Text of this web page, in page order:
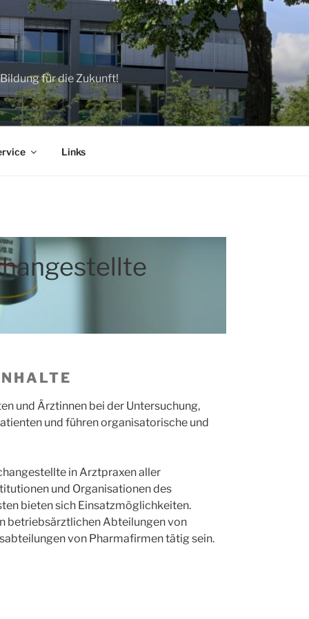
für die Zukunft!
Links
und Ärztinnen bei der Untersuchung,
und führen organisatorische und
in Arztpraxen aller
und Organisationen des
bieten sich Einsatzmöglichkeiten.
betriebsärztlichen Abteilungen von
von Pharmafirmen tätig sein.